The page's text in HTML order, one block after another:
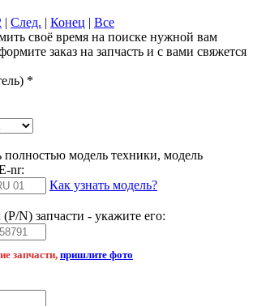
| След. | Конец | Все
своё время на поиске нужной вам
заказ на запчасть и с вами свяжется
*
полностью модель техники, модель
nr:
Как узнать модель?
N) запчасти - укажите его:
запчасти, пришлите фото